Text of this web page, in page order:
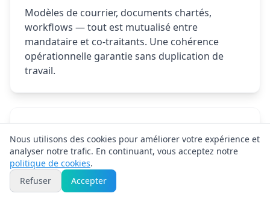
Modèles de courrier, documents chartés,
workflows — tout est mutualisé entre
mandataire et co-traitants. Une cohérence
opérationnelle garantie sans duplication de
travail.
mandataire
Tableau de bord centralisé pour suivre l'activité
de tous vos co-traitants : volumes, avancement,
Nous utilisons des cookies pour améliorer votre expérience et
analyser notre trafic. En continuant, vous acceptez notre
politique de cookies.
Refuser
Accepter